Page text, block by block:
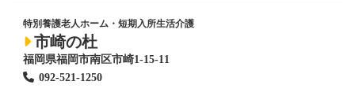
特別養護老人ホーム ・短期入所生活介護
市崎の杜
福岡県福岡市南区市崎1-15-11
092-521-1250